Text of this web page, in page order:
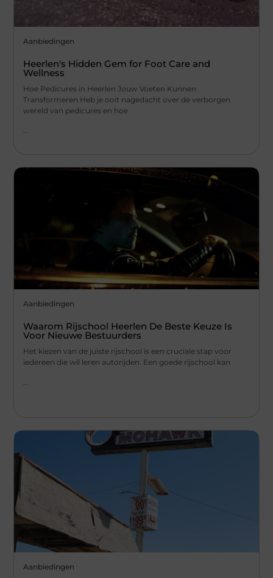
Aanbiedingen
Heerlen's Hidden Gem for Foot Care and
Wellness
Hoe Pedicures in Heerlen Jouw Voeten Kunnen
Transformeren Heb je ooit nagedacht over de verborgen
wereld van pedicures en hoe
...
Aanbiedingen
Waarom Rijschool Heerlen De Beste Keuze Is
Voor Nieuwe Bestuurders
Het kiezen van de juiste rijschool is een cruciale stap voor
iedereen die wil leren autorijden. Een goede rijschool kan
Aanbiedingen